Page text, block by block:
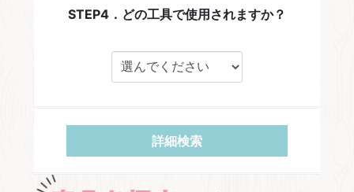
STEP4．どの工具で使用されますか？
詳細検索